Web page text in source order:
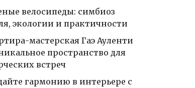
велосипеды: симбиоз
экологии и практичности
мастерская Гаэ Ауленти
пространство для
встреч
гармонию в интерьере с